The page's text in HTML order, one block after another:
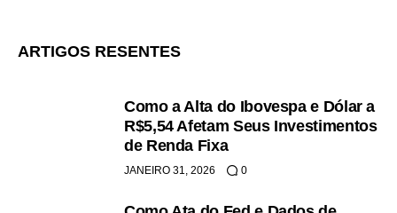
ARTIGOS RESENTES
Como a Alta do Ibovespa e Dólar a
R$5,54 Afetam Seus Investimentos
de Renda Fixa
JANEIRO 31, 2026 0